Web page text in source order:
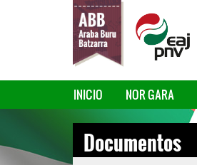
INICIO NOR GARA
Documentos